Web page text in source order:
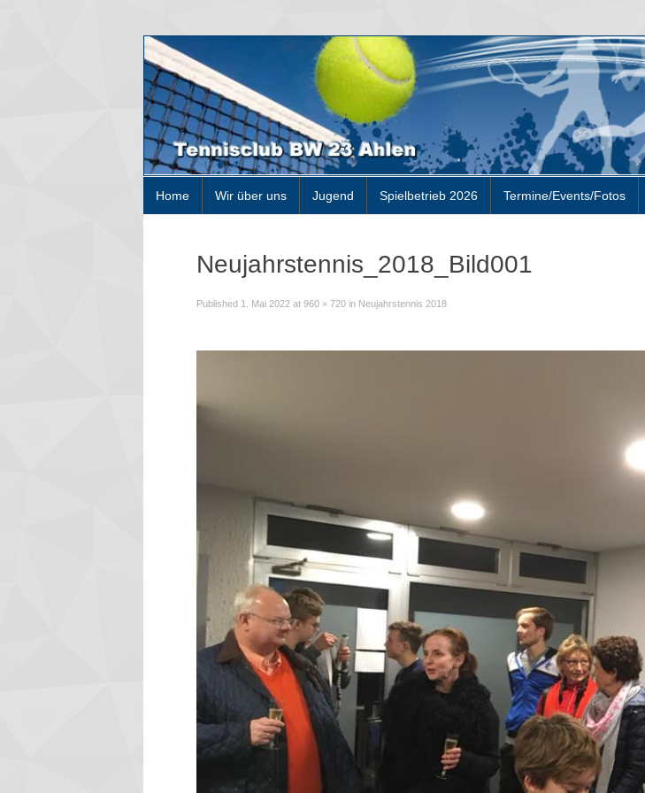
Home Wir über uns Jugend Spielbetrieb 2026 Termine/Events/Fotos
Neujahrstennis_2018_Bild001
Published 1. Mai 2022 at 960 × 720 in Neujahrstennis 2018